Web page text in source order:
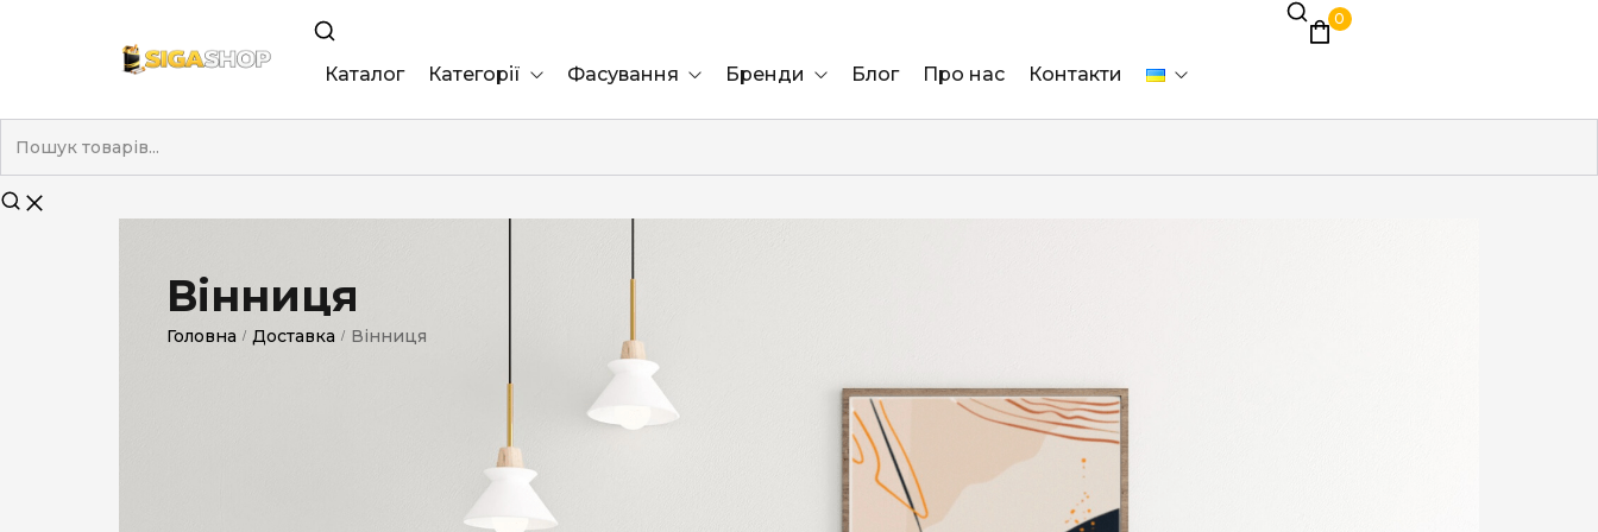
Каталог Категорії
Без фільтра
Смакові (капсула)
Фасування Бренди Блог Про нас Контакти
0
Вінниця
Головна / Доставка / Вінниця